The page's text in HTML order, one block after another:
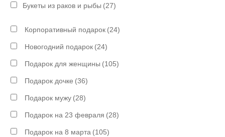
Букеты из раков и рыбы (27)
Корпоративный подарок (24)
Новогодний подарок (24)
Подарок для женщины (105)
Подарок дочке (36)
Подарок мужу (28)
Подарок на 23 февраля (28)
Подарок на 8 марта (105)